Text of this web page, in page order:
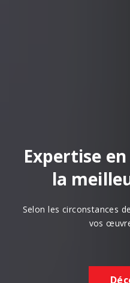
Expertise
la
Selon les circonstances
vos